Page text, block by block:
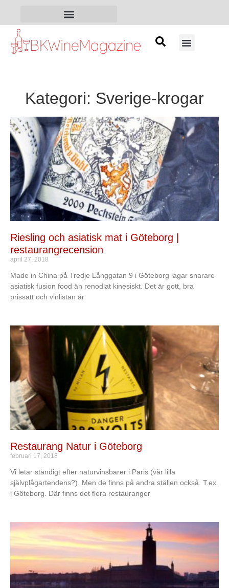
Kategori: Sverige-krogar
Riesling och asiatisk mat i Göteborg |
restaurangrecension
april 27, 2018
Made in China på Tredje Långgatan 9 i Göteborg lagar snarare
asiatisk fusion food än renodlat kinesiskt. Det är gott, bra
prissatt och vinlistan är
Restaurang Natur i Göteborg
februari 17, 2018
Vi letar ständigt efter naturvinsbarer i Paris (vår lilla
självplågartendens?). Men de finns på andra ställen också. T.ex.
i Göteborg. Där finns det flera restauranger